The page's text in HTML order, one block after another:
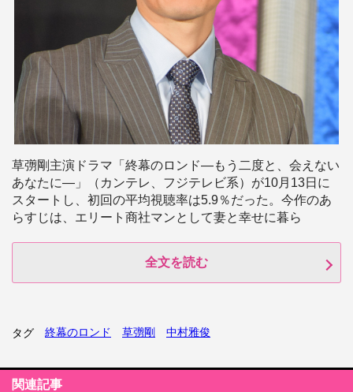
草彅剛主演ドラマ「終幕のロンド―もう二度と、会えない
あなたに―」（カンテレ、フジテレビ系）が10月13日に
スタートし、初回の平均視聴率は5.9％だった。今作のあ
らすじは、エリート商社マンとして妻と幸せに暮ら
全文を読む
タグ 終幕のロンド 草彅剛 中村雅俊
関連記事